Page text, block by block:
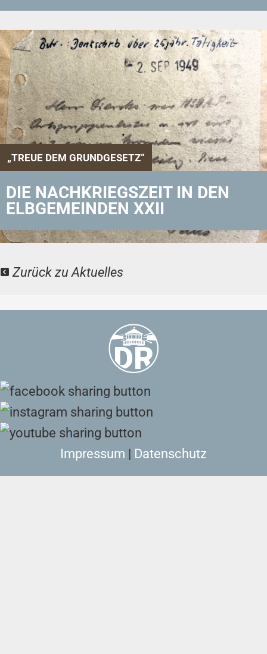
„TREUE DEM GRUNDGESETZ“
DIE NACHKRIEGSZEIT IN DEN
ELBGEMEINDEN XXII
Zurück zu Aktuelles
Impressum Datenschutz